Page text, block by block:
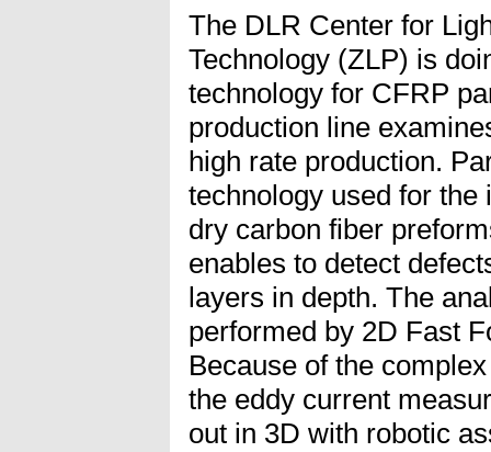
The DLR Center for
Technology (ZLP) is
technology for CFRP
production line
high rate production.
technology used for
dry carbon fiber
enables to detect
layers in depth. The
performed by 2D Fast
Because of the
the eddy current
out in 3D with robotic